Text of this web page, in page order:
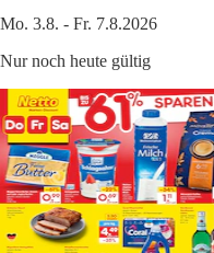
Mo. 3.8. - Fr. 7.8.2026
Nur noch heute gültig